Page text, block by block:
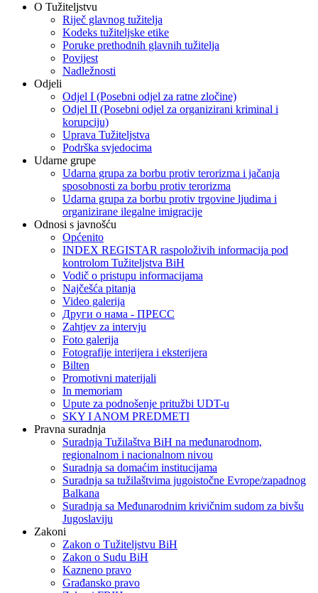
O Tužiteljstvu
Riječ glavnog tužitelja
Kodeks tužiteljske etike
Poruke prethodnih glavnih tužitelja
Povijest
Nadležnosti
Odjeli
Odjel I (Posebni odjel za ratne zločine)
Odjel II (Posebni odjel za organizirani kriminal i
korupciju)
Uprava Tužiteljstva
Podrška svjedocima
Udarne grupe
Udarna grupa za borbu protiv terorizma i jačanja
sposobnosti za borbu protiv terorizma
Udarna grupa za borbu protiv trgovine ljudima i
organizirane ilegalne imigracije
Odnosi s javnošću
Općenito
INDEX REGISTAR raspoloživih informacija pod
kontrolom Tužiteljstva BiH
Vodič o pristupu informacijama
Najčešća pitanja
Video galerija
Други о нама - ПРЕСC
Zahtjev za intervju
Foto galerija
Fotografije interijera i eksterijera
Bilten
Promotivni materijali
In memoriam
Upute za podnošenje pritužbi UDT-u
SKY I ANOM PREDMETI
Pravna suradnja
Suradnja Tužilaštva BiH na međunarodnom,
regionalnom i nacionalnom nivou
Suradnja sa domaćim institucijama
Suradnja sa tužilaštvima jugoistočne Evrope/zapadnog
Balkana
Suradnja sa Međunarodnim krivičnim sudom za bivšu
Jugoslaviju
Zakoni
Zakon o Тužiteljstvu BiH
Zakon o Sudu BiH
Kazneno pravo
Građansko pravo